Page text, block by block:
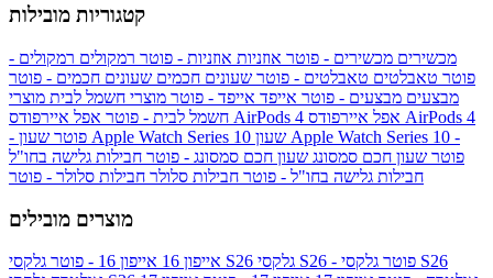
קטגוריות מובילות
מכשירים מכשירים - פוטר אוזניות אוזניות - פוטר רמקולים רמקולים -
פוטר טאבלטים טאבלטים - פוטר שעונים חכמים שעונים חכמים - פוטר
מבצעים מבצעים - פוטר אייפד אייפד - פוטר מוצרי חשמל לבית מוצרי
חשמל לבית - פוטר אפל איירפודס AirPods 4 אפל איירפודס AirPods 4
- פוטר שעון Apple Watch Series 10 שעון Apple Watch Series 10 -
פוטר שעון חכם סמסונג שעון חכם סמסונג - פוטר חבילות גלישה בחו"ל
חבילות גלישה בחו"ל - פוטר חבילות סלולר חבילות סלולר - פוטר
מוצרים מובילים
אייפון 16 אייפון 16 - פוטר גלקסי S26 גלקסי S26 - פוטר גלקסי S26